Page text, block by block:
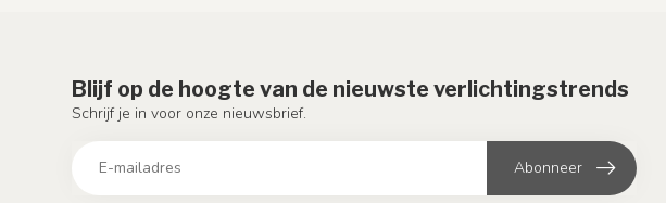
Blijf op de hoogte van de nieuwste verlichtingstrends
Schrijf je in voor onze nieuwsbrief.
Abonneer